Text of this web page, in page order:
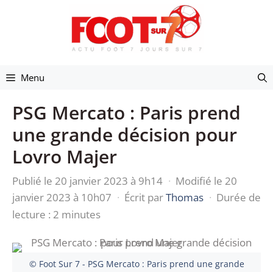
Menu
PSG Mercato : Paris prend
une grande décision pour
Lovro Majer
Publié le 20 janvier 2023 à 9h14 · Modifié le 20
janvier 2023 à 10h07 · Écrit parThomas · Durée de
lecture : 2 minutes
© Foot Sur 7 - PSG Mercato : Paris prend une grande